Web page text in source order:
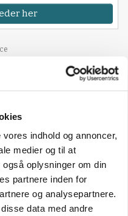
indhold og annoncer,
medier og til at
oplysninger om din
partnere inden for
og analysepartnere.
data med andre
her